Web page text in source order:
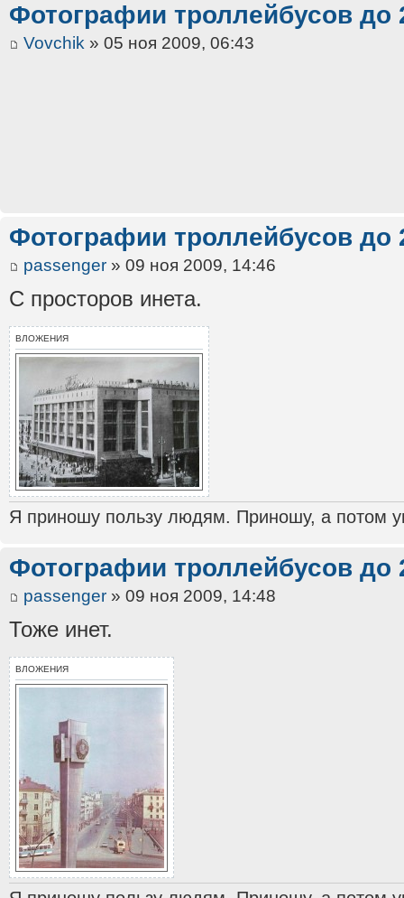
Фотографии троллейбусов до
Vovchik » 05 ноя 2009, 06:43
Фотографии троллейбусов до
passenger » 09 ноя 2009, 14:46
С просторов инета.
ВЛОЖЕНИЯ
Я приношу пользу людям. Приношу, а потом
Фотографии троллейбусов до
passenger » 09 ноя 2009, 14:48
Тоже инет.
ВЛОЖЕНИЯ